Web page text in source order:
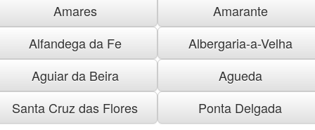
Amares
Amarante
Alfandega da Fe
Albergaria-a-Velha
Aguiar da Beira
Agueda
Santa Cruz das Flores
Ponta Delgada